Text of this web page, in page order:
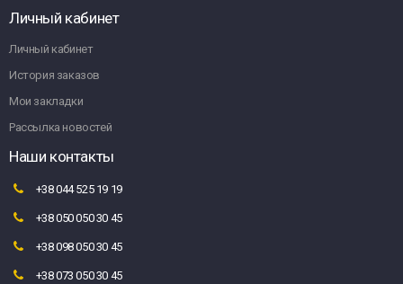
Личный кабинет
Личный кабинет
История заказов
Мои закладки
Рассылка новостей
Наши контакты
+38 044 525 19 19
+38 050 050 30 45
+38 098 050 30 45
+38 073 050 30 45